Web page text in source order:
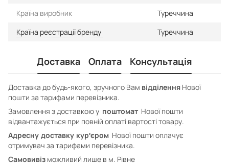
Країна виробник
Туреччина
Країна реєстрації бренду
Туреччина
Доставка Оплата Консультація
Доставка до будь-якого, зручного Вам відділення Нової
пошти за тарифами перевізника.
Замовлення з доставкою у поштомат Нової пошти
відвантажується при повній оплаті вартості товару.
Адресну доставку кур'єром Нової пошти оплачує
отримувач за тарифами перевізника.
Самовивіз можливий лише в м. Рівне